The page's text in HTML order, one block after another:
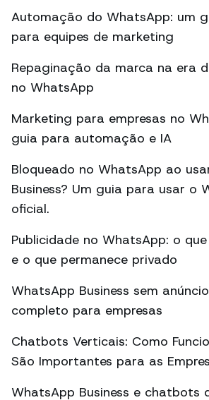
Automação do WhatsApp: um
para equipes de marketing
Repaginação da marca na era
no WhatsApp
Marketing para empresas no
guia para automação e IA
Bloqueado no WhatsApp ao
Business? Um guia para usar o
oficial.
Publicidade no WhatsApp: o
e o que permanece privado
WhatsApp Business sem
completo para empresas
Chatbots Verticais: Como
São Importantes para as
WhatsApp Business e chatbots